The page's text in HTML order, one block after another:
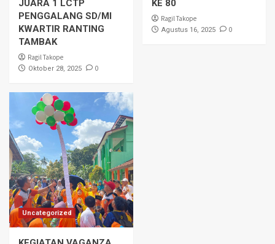
JUARA 1 LCTP
PENGGALANG SD/MI
KWARTIR RANTING
TAMBAK
Ragil Takope
Oktober 28, 2025 0
KE 80
Ragil Takope
Agustus 16, 2025 0
Uncategorized